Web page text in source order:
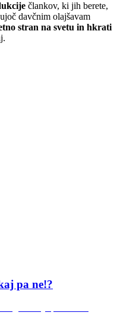
člankov, ki jih berete,
davčnim olajšavam
stran na svetu in hkrati
pa ne!?